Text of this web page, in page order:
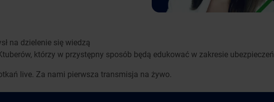
na dzielenie się wiedzą
którzy w przystępny sposób będą edukować w zakresie ubezpieczeń.
live. Za nami pierwsza transmisja na żywo.